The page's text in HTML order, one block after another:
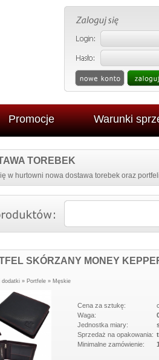
Promocje Warunki
K34
ZEGAR NAKLEJANY NA
TOREBEK
w hurtowni nowa dostawa torebek oraz
SKÓRZANY MONEY
dodatki » Portfele » Męskie
Cena za sztukę:
Waga:
Jednostka miary:
Sprzedaż na opakowania:
Minimalne zamówienie: